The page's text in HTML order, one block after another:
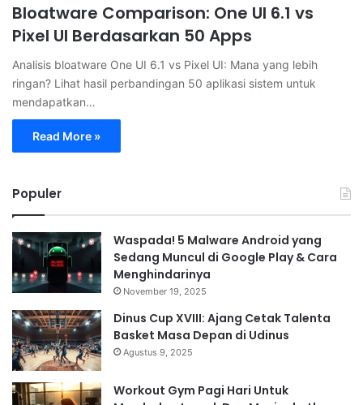
Bloatware Comparison: One UI 6.1 vs
Pixel UI Berdasarkan 50 Apps
Analisis bloatware One UI 6.1 vs Pixel UI: Mana yang lebih
ringan? Lihat hasil perbandingan 50 aplikasi sistem untuk
mendapatkan…
Read More »
Populer
Waspada! 5 Malware Android yang
Sedang Muncul di Google Play & Cara
Menghindarinya
November 19, 2025
Dinus Cup XVIII: Ajang Cetak Talenta
Basket Masa Depan di Udinus
Agustus 9, 2025
Workout Gym Pagi Hari Untuk